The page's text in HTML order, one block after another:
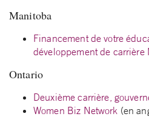
Manitoba
Financement de votre
développement de carrière
Ontario
Deuxième carrière,
Women Biz Network (en